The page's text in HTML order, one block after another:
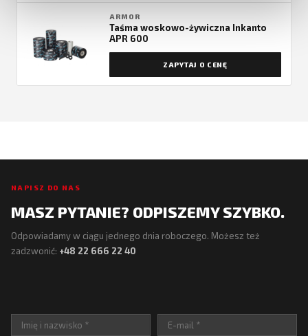
ARMOR
Taśma woskowo-żywiczna Inkanto
APR 600
ZAPYTAJ O CENĘ
NAPISZ DO NAS
MASZ PYTANIE? ODPISZEMY SZYBKO.
Odpowiadamy w ciągu jednego dnia roboczego. Możesz też
zadzwonić: +48 22 666 22 40